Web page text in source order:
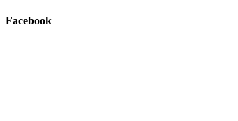
Facebook